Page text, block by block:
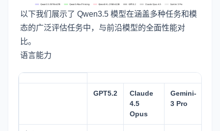
以下我们展示了 Qwen3.5 模型在涵盖多种任务和模
态的广泛评估任务中，与前沿模型的全面性能对
比。
语言能力
GPT5.2
Claude
4.5
Opus
Gemini-
3 Pro